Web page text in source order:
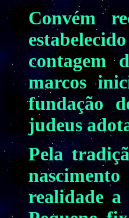
Convém
contagem
marcos
fundação
judeus
Pela
realidade